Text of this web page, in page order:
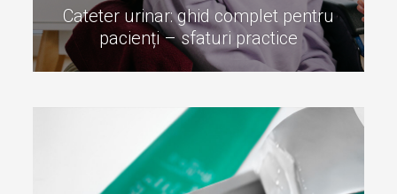
Cateter urinar: ghid complet pentru
pacienți – sfaturi practice